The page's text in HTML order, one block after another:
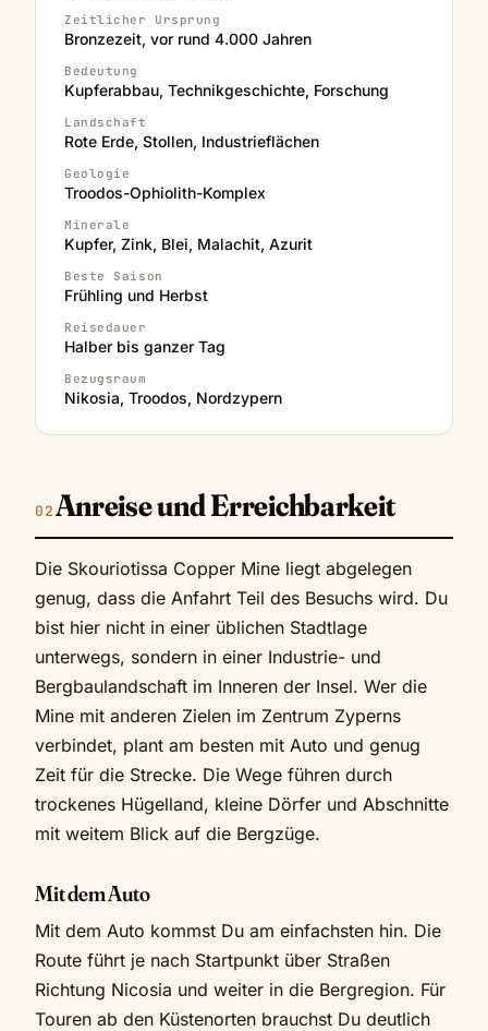
Zeitlicher Ursprung
Bronzezeit, vor rund 4.000 Jahren
Bedeutung
Kupferabbau, Technikgeschichte, Forschung
Landschaft
Rote Erde, Stollen, Industrieflächen
Geologie
Troodos-Ophiolith-Komplex
Minerale
Kupfer, Zink, Blei, Malachit, Azurit
Beste Saison
Frühling und Herbst
Reisedauer
Halber bis ganzer Tag
Bezugsraum
Nikosia, Troodos, Nordzypern
Anreise und Erreichbarkeit
Die Skouriotissa Copper Mine liegt abgelegen
genug, dass die Anfahrt Teil des Besuchs wird. Du
bist hier nicht in einer üblichen Stadtlage
unterwegs, sondern in einer Industrie- und
Bergbaulandschaft im Inneren der Insel. Wer die
Mine mit anderen Zielen im Zentrum Zyperns
verbindet, plant am besten mit Auto und genug
Zeit für die Strecke. Die Wege führen durch
trockenes Hügelland, kleine Dörfer und Abschnitte
mit weitem Blick auf die Bergzüge.
Mit dem Auto
Mit dem Auto kommst Du am einfachsten hin. Die
Route führt je nach Startpunkt über Straßen
Richtung Nicosia und weiter in die Bergregion. Für
Touren ab den Küstenorten brauchst Du deutlich